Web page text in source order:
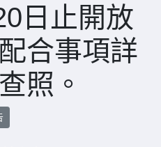
日止開放
合事項詳
照。